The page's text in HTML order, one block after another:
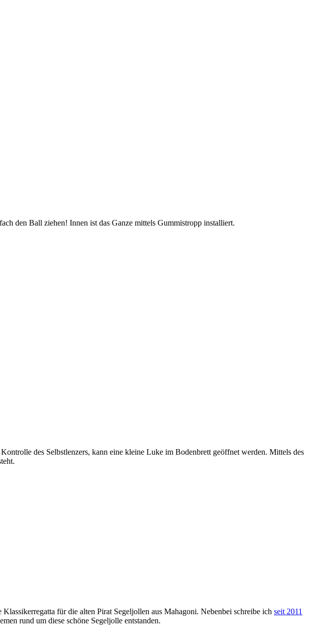
den Ball ziehen! Innen ist das Ganze mittels Gummistropp installiert.
des Selbstlenzers, kann eine kleine Luke im Bodenbrett geöffnet werden. Mittels des
für die alten Pirat Segeljollen aus Mahagoni. Nebenbei schreibe ich seit 2011
rund um diese schöne Segeljolle entstanden.